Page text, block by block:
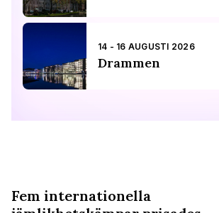
14 - 16 AUGUSTI 2026
Drammen
Fem internationella